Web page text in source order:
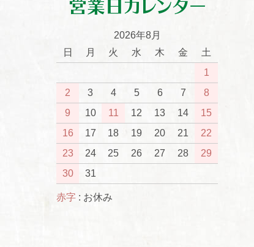
2026年8月
日
月 火 水 木 金
土
1
2
3 4 5 6 7
8
9
10 11 12 13 14
15
16
17 18 19 20 21
22
23
24 25 26 27 28
29
30
31
赤字 : お休み